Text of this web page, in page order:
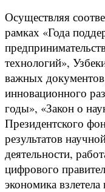
Осуществляя
рамках «Года
технологий»,
важных
инновационного
годы», «Закон о
Президентского
результатов
деятельности,
цифрового
экономика